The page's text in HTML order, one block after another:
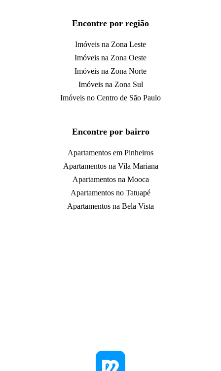
Encontre por região
Imóveis na Zona Leste
Imóveis na Zona Oeste
Imóveis na Zona Norte
Imóveis na Zona Sul
Imóveis no Centro de São Paulo
Encontre por bairro
Apartamentos em Pinheiros
Apartamentos na Vila Mariana
Apartamentos na Mooca
Apartamentos no Tatuapé
Apartamentos na Bela Vista